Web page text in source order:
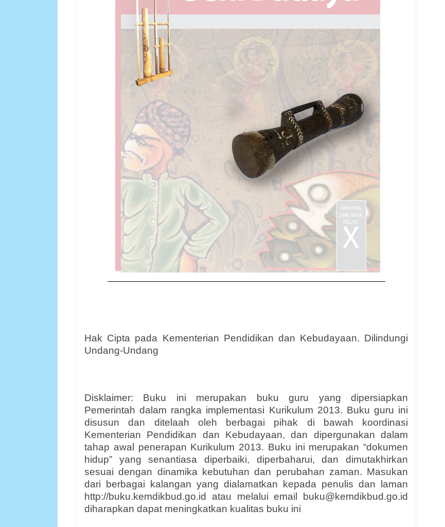
Hak Cipta pada Kementerian Pendidikan dan Kebudayaan. Dilindungi
Undang-Undang
Disklaimer: Buku ini merupakan buku guru yang dipersiapkan
Pemerintah dalam rangka implementasi Kurikulum 2013. Buku guru ini
disusun dan ditelaah oleh berbagai pihak di bawah koordinasi
Kementerian Pendidikan dan Kebudayaan, dan dipergunakan dalam
tahap awal penerapan Kurikulum 2013. Buku ini merupakan “dokumen
hidup” yang senantiasa diperbaiki, diperbaharui, dan dimutakhirkan
sesuai dengan dinamika kebutuhan dan perubahan zaman. Masukan
dari berbagai kalangan yang dialamatkan kepada penulis dan laman
http://buku.kemdikbud.go.id atau melalui email buku@kemdikbud.go.id
diharapkan dapat meningkatkan kualitas buku ini